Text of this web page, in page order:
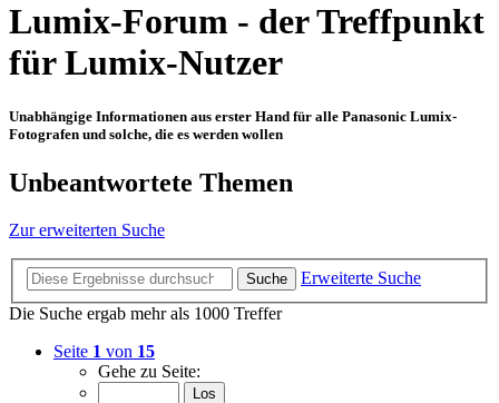
Lumix-Forum - der Treffpunkt
für Lumix-Nutzer
Unabhängige Informationen aus erster Hand für alle Panasonic Lumix-
Fotografen und solche, die es werden wollen
Unbeantwortete Themen
Zur erweiterten Suche
Suche
Erweiterte Suche
Die Suche ergab mehr als 1000 Treffer
Seite 1 von 15
Gehe zu Seite: